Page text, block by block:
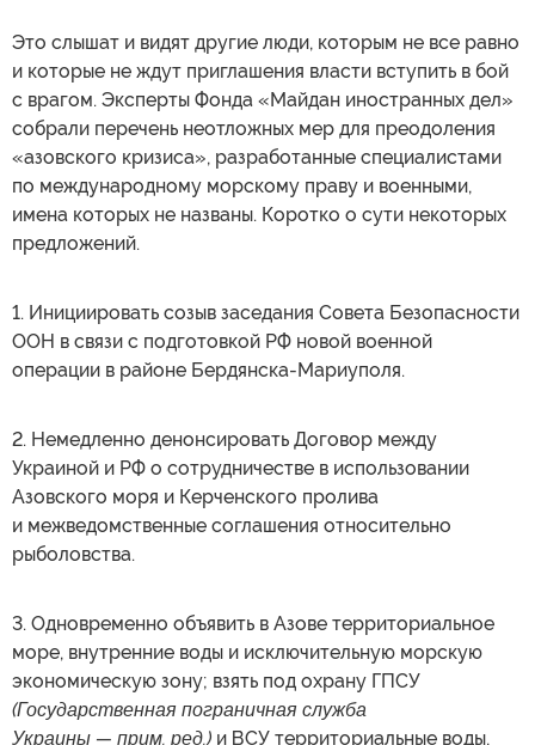
Это слышат и видят другие люди, которым не все равно
и которые не ждут приглашения власти вступить в бой
с врагом. Эксперты Фонда «Майдан иностранных дел»
собрали перечень неотложных мер для преодоления
«азовского кризиса», разработанные специалистами
по международному морскому праву и военными,
имена которых не названы. Коротко о сути некоторых
предложений.
1. Инициировать созыв заседания Совета Безопасности
ООН в связи с подготовкой РФ новой военной
операции в районе Бердянска-Мариуполя.
2. Немедленно денонсировать Договор между
Украиной и РФ о сотрудничестве в использовании
Азовского моря и Керченского пролива
и межведомственные соглашения относительно
рыболовства.
3. Одновременно объявить в Азове территориальное
море, внутренние воды и исключительную морскую
экономическую зону; взять под охрану ГПСУ
(Государственная пограничная служба
Украины — прим. ред.) и ВСУ территориальные воды,